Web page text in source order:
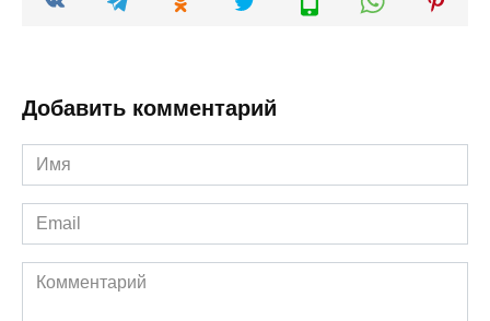
Добавить комментарий
Имя
*
Email
*
Комментарий